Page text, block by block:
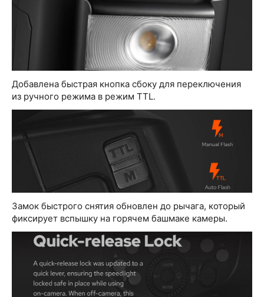
Добавлена быстрая кнопка сбоку для переключения
из ручного режима в режим TTL.
Замок быстрого снятия обновлен до рычага, который
фиксирует вспышку на горячем башмаке камеры.